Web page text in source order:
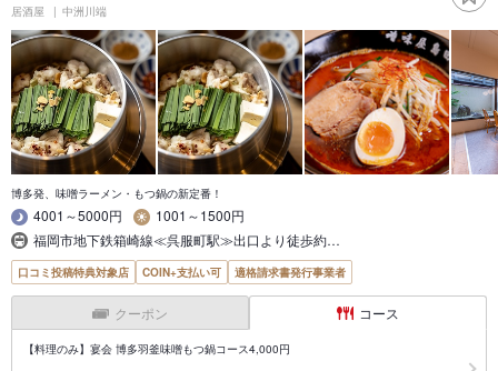
居酒屋 中洲川端
博多発、味噌ラーメン・もつ鍋の新定番！
4001～5000円
1001～1500円
福岡市地下鉄箱崎線≪呉服町駅≫出口より徒歩約…
口コミ投稿特典対象店 COIN+支払い可 適格請求書発行事業者
クーポン コース
【料理のみ】宴会 博多羽釜味噌もつ鍋コース4,000円